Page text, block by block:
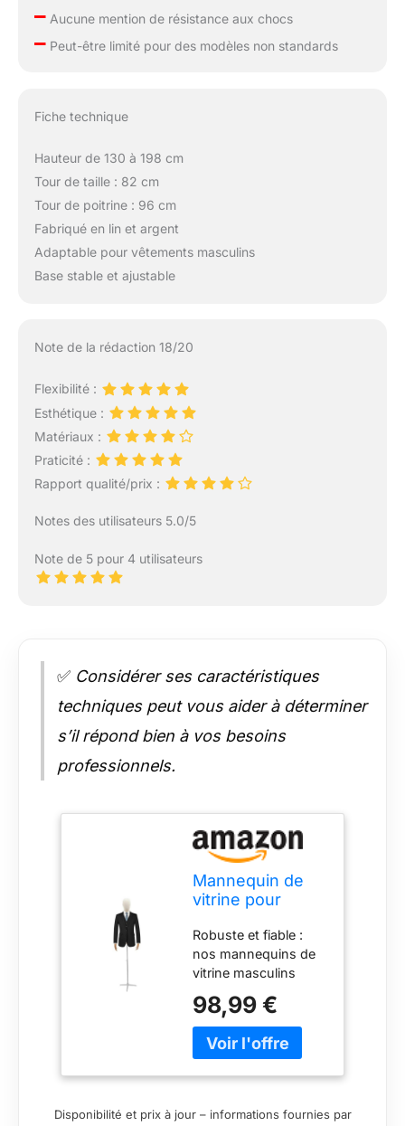
–Aucune mention de résistance aux chocs
–Peut-être limité pour des modèles non standards
Fiche technique
Hauteur de 130 à 198 cm
Tour de taille : 82 cm
Tour de poitrine : 96 cm
Fabriqué en lin et argent
Adaptable pour vêtements masculins
Base stable et ajustable
Note de la rédaction 18/20
Flexibilité :
Esthétique :
Matériaux :
Praticité :
Rapport qualité/prix :
Notes des utilisateurs 5.0/5
Note de 5 pour 4 utilisateurs
✅ Considérer ses caractéristiques
techniques peut vous aider à déterminer
s’il répond bien à vos besoins
professionnels.
Mannequin de
vitrine pour
Hauteur réglable
- Forme de robe
masculine -
Buste de
couture - Lin et
argent (130 à 198
cm)
Robuste et fiable :
nos mannequins de
vitrine masculins
acier au carbone,
ABS et bois massif
avec moulage par
98,99 €
Disponibilité et prix à jour – informations fournies par